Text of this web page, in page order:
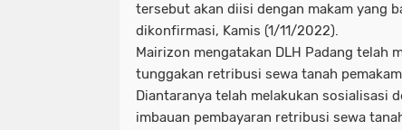
tersebut akan diisi dengan makam yang
dikonfirmasi, Kamis (1/11/2022).
Mairizon mengatakan DLH Padang telah
tunggakan retribusi sewa tanah
Diantaranya telah melakukan sosialisasi
imbauan pembayaran retribusi sewa